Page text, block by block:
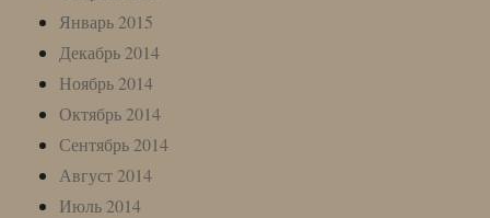
Январь 2015
Декабрь 2014
Ноябрь 2014
Октябрь 2014
Сентябрь 2014
Август 2014
Июль 2014